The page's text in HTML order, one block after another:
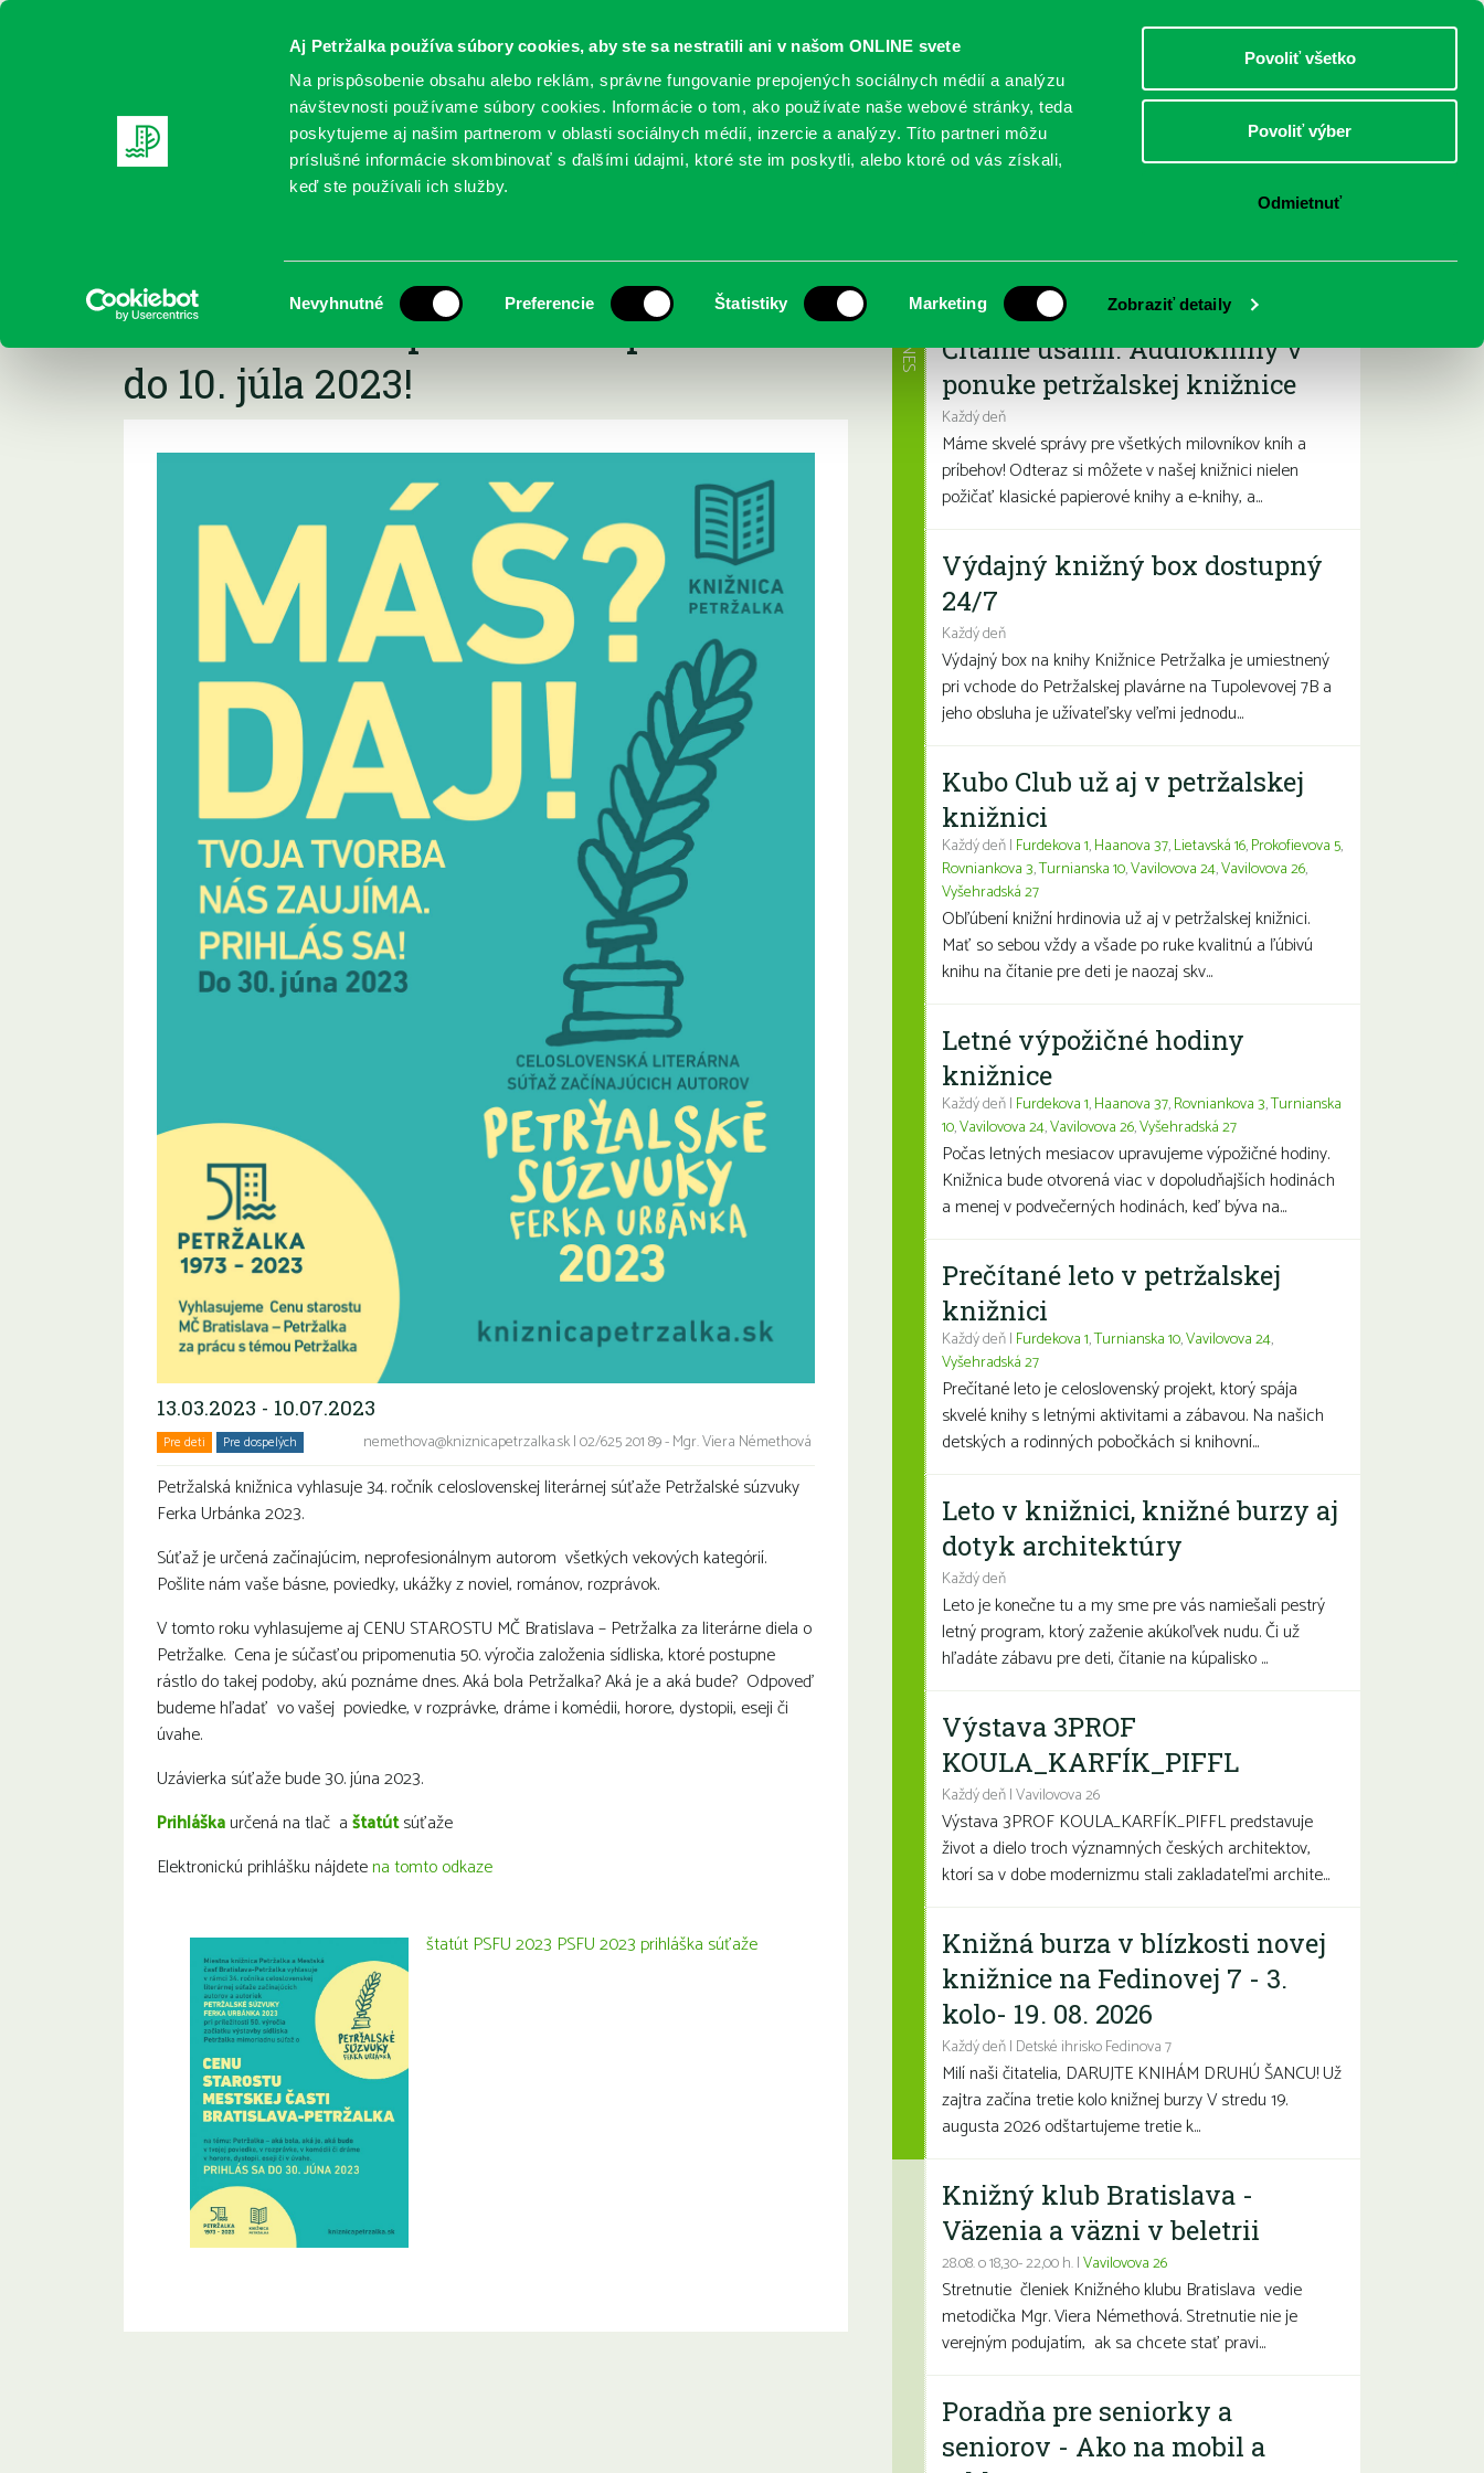
Aj Petržalka používa súbory cookies, aby ste sa nestratili ani v našom ONLINE svete
Na prispôsobenie obsahu alebo reklám, správne fungovanie prepojených sociálnych médií a analýzu
návštevnosti používame súbory cookies. Informácie o tom, ako používate naše webové stránky, teda
poskytujeme aj našim partnerom v oblasti sociálnych médií, inzercie a analýzy. Títo partneri môžu
príslušné informácie skombinovať s ďalšími údajmi, ktoré ste im poskytli, alebo ktoré od vás získali,
keď ste používali ich služby.
súhlasu
Nevyhnutné Preferencie Štatistiky Marketing Zobraziť detaily
Povoliť všetko
Povoliť výber
Odmietnuť
DOSPELÍ
REGISTRUJTE SA ONLINE KATALÓGY SLUŽBY PODUJATIA POBOČKY O KNIŽNICI
Petržalské súzvuky Ferka Urbánka
2023- možnosť prihlásenia predĺžená
do 10. júla 2023!
13.03.2023 - 10.07.2023
Pre deti Pre dospelých nemethova@kniznicapetrzalka.sk|02/625 201 89 - Mgr. Viera Némethová
Petržalská knižnica vyhlasuje 34. ročník celoslovenskej literárnej súťaže Petržalské súzvuky
Ferka Urbánka 2023.
Súťaž je určená začínajúcim, neprofesionálnym autorom všetkých vekových kategórií.
Pošlite nám vaše básne, poviedky, ukážky z noviel, románov, rozprávok.
V tomto roku vyhlasujeme ajCENU STAROSTU MČ Bratislava – Petržalka za literárne diela o
Petržalke. Cena je súčasťou pripomenutia 50. výročia založenia sídliska, ktoré postupne
rástlo do takej podoby, akú poznáme dnes. Aká bola Petržalka? Aká je a aká bude? Odpoveď
budeme hľadať vo vašej poviedke, v rozprávke, dráme i komédii, horore, dystopii, eseji či
úvahe.
Uzávierka súťaže bude 30. júna 2023.
Prihláškaurčená na tlač aštatútsúťaže
Elektronickú prihlášku nájdetena tomto odkaze
štatút PSFU 2023 PSFU 2023 prihláška súťaže
Najbližšie podujatia
Čítame ušami. Audioknihy v
ponuke petržalskej knižnice
Každý deň
Máme skvelé správy pre všetkých milovníkov kníh a
príbehov! Odteraz si môžete v našej knižnici nielen
požičať klasické papierové knihy a e-knihy, a...
DNES
Výdajný knižný box dostupný
24/7
Každý deň
Výdajný box na knihy Knižnice Petržalka je umiestnený
pri vchode do Petržalskej plavárne na Tupolevovej 7B a
jeho obsluha je užívateľsky veľmi jednodu...
Kubo Club už aj v petržalskej
knižnici
Každý deň | Furdekova 1,Haanova 37,Lietavská 16,Prokofievova 5,
Rovniankova 3,Turnianska 10,Vavilovova 24,Vavilovova 26,
Vyšehradská 27
Obľúbení knižní hrdinovia už aj v petržalskej knižnici.
Mať so sebou vždy a všade po ruke kvalitnú a ľúbivú
knihu na čítanie pre deti je naozaj skv...
Letné výpožičné hodiny
knižnice
Každý deň | Furdekova 1,Haanova 37,Rovniankova 3,Turnianska
10,Vavilovova 24,Vavilovova 26,Vyšehradská 27
Počas letných mesiacov upravujeme výpožičné hodiny.
Knižnica bude otvorená viac v dopoludňajších hodinách
a menej v podvečerných hodinách, keď býva na...
Prečítané leto v petržalskej
knižnici
Každý deň | Furdekova 1,Turnianska 10,Vavilovova 24,
Vyšehradská 27
Prečítané leto je celoslovenský projekt, ktorý spája
skvelé knihy s letnými aktivitami a zábavou. Na našich
detských a rodinných pobočkách si knihovní...
Leto v knižnici, knižné burzy aj
dotyk architektúry
Každý deň
Leto je konečne tu a my sme pre vás namiešali pestrý
letný program, ktorý zaženie akúkoľvek nudu. Či už
hľadáte zábavu pre deti, čítanie na kúpalisko ...
Výstava 3PROF
KOULA_KARFÍK_PIFFL
Každý deň | Vavilovova 26
Výstava 3PROF KOULA_KARFÍK_PIFFL predstavuje
život a dielo troch významných českých architektov,
ktorí sa v dobe modernizmu stali zakladateľmi archite...
Knižná burza v blízkosti novej
knižnice na Fedinovej 7 - 3.
kolo- 19. 08. 2026
Každý deň | Detské ihrisko Fedinova 7
Milí naši čitatelia, DARUJTE KNIHÁM DRUHÚ ŠANCU! Už
zajtra začína tretie kolo knižnej burzy V stredu 19.
augusta 2026 odštartujeme tretie k...
Knižný klub Bratislava -
Väzenia a väzni v beletrii
28.08. o 18,30- 22,00 h. |Vavilovova 26
Stretnutie členiek Knižného klubu Bratislava vedie
metodička Mgr. Viera Némethová. Stretnutie nie je
verejným podujatím, ak sa chcete stať pravi...
Poradňa pre seniorky a
seniorov - Ako na mobil a